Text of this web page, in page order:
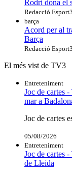
Rodri dona el
Redacció Esport3
barça
Acord per al
Barça
Redacció Esport3
El més vist de TV3
Entreteniment
Joc de cartes
mar a
Joc de cartes
05/08/2026
Entreteniment
Joc de cartes
de Lleida